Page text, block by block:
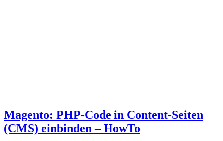
Magento: PHP-Code in Content-Seiten
(CMS) einbinden – HowTo